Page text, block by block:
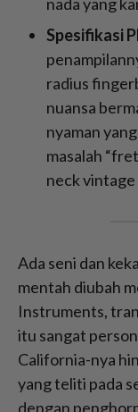
Spesifikasi
radius
nuansa
nyaman
masalah
neck vintage
Ada seni dan
mentah diubah
Instruments,
itu sangat
California-nya
yang teliti pada
dengan